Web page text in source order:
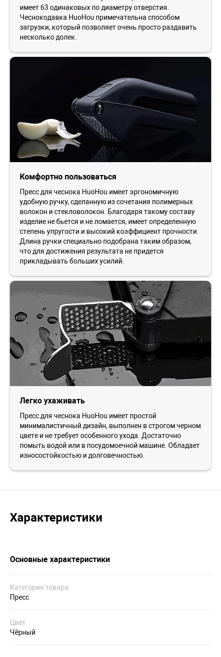
имеет 63 одинаковых по диаметру отверстия.
Чеснокодавка HuoHou примечательна способом
загрузки, который позволяет очень просто раздавить
несколько долек.
Комфортно пользоваться
Пресс для чеснока HuoHou имеет эргономичную
удобную ручку, сделанную из сочетания полимерных
волокон и стекловолокон. Благодаря такому составу
изделие не бьется и не ломается, имеет определенную
степень упругости и высокий коэффициент прочности.
Длина ручки специально подобрана таким образом,
что для достижения результата не придется
прикладывать больших усилий.
Легко ухаживать
Пресс для чеснока HuoHou имеет простой
минималистичный дизайн, выполнен в строгом черном
цвете и не требует особенного ухода. Достаточно
помыть водой или в посудомоечной машине. Обладает
износостойкостью и долговечностью.
Характеристики
Основные характеристики
Категория товара
Пресс
Цвет
Чёрный